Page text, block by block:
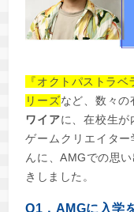
『オクトパストラ
リーズなど、数々
ワイアに、在校生が
ゲームクリエイタ
んに、AMGでの思
きしました。
Q1．AMGに入学